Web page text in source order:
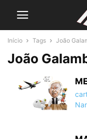
Início Tags João
João